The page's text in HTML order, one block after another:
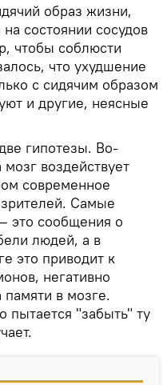
образ жизни,
состоянии сосудов
чтобы соблюсти
что ухудшение
с сидячим образом
и другие, неясные
гипотезы. Во-
воздействует
современное
Самые
это сообщения о
людей, а в
это приводит к
негативно
в мозге.
пытается "забыть" ту